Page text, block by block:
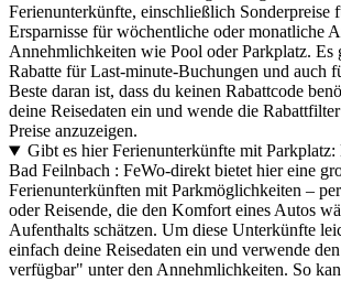
Ferienunterkünfte, einschließlich Sonderpreise
Ersparnisse für wöchentliche oder monatliche
Annehmlichkeiten wie Pool oder Parkplatz. Es
Rabatte für Last-minute-Buchungen und auch
Beste daran ist, dass du keinen Rabattcode
deine Reisedaten ein und wende die
Preise anzuzeigen.
Gibt es hier Ferienunterkünfte mit Parkplatz:
Bad Feilnbach : FeWo-direkt bietet hier eine
Ferienunterkünften mit Parkmöglichkeiten –
oder Reisende, die den Komfort eines Autos
Aufenthalts schätzen. Um diese Unterkünfte
einfach deine Reisedaten ein und verwende
verfügbar" unter den Annehmlichkeiten. So